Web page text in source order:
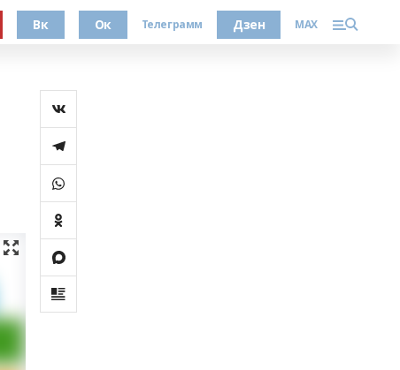
Вк Ок Телеграмм Дзен MAX